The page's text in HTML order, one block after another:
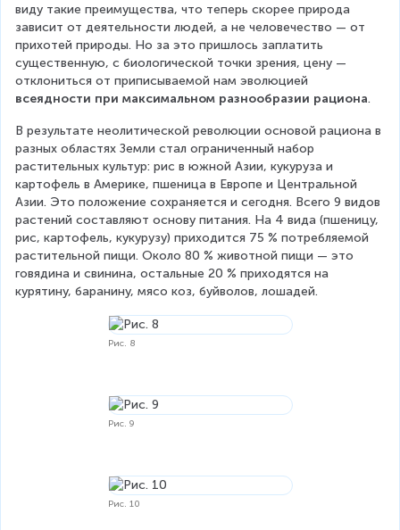
виду такие преимущества, что теперь скорее природа
зависит от деятельности людей, а не человечество — от
прихотей природы. Но за это пришлось заплатить
существенную, с биологической точки зрения, цену —
отклониться от приписываемой нам эволюцией
всеядности при максимальном разнообразии рациона.
В результате неолитической революции основой рациона в
разных областях Земли стал ограниченный набор
растительных культур: рис в южной Азии, кукуруза и
картофель в Америке, пшеница в Европе и Центральной
Азии. Это положение сохраняется и сегодня. Всего 9 видов
растений составляют основу питания. На 4 вида (пшеницу,
рис, картофель, кукурузу) приходится 75 % потребляемой
растительной пищи. Около 80 % животной пищи — это
говядина и свинина, остальные 20 % приходятся на
курятину, баранину, мясо коз, буйволов, лошадей.
Рис. 8
Рис. 9
Рис. 10